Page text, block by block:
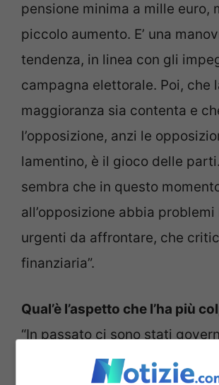
pensione minima a mille euro,
piccolo aumento. E’ una
tendenza, in linea con gli
campagna elettorale. Poi, che
maggioranza sia contenta e
l’opposizione, anzi le
lamentino, è il gioco delle
sembra che in questo
all’opposizione abbia problemi
urgenti da affrontare, che
finanziaria”.
Qual’è l’aspetto che l’ha più
“In passato ci sono stati
già da diversi mesi, che sono